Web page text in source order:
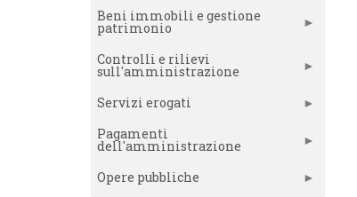
Beni immobili e gestione
patrimonio
Controlli e rilievi
sull'amministrazione
Servizi erogati
Pagamenti
dell'amministrazione
Opere pubbliche